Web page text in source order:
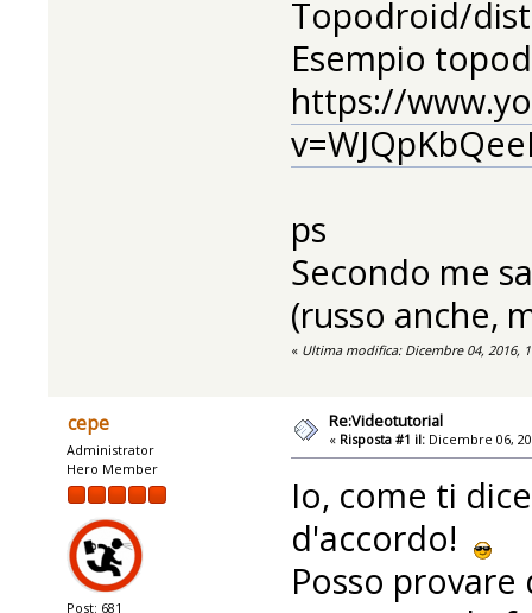
Topodroid/
Esempio
https://
ps
Secondo me
(russo anche,
« Ultima modifica: Dicembre 04, 2016,
cepe
Administrator
Hero Member
Post: 681
Re:Videotutorial
« Risposta #1 il: Dicembre 06,
Io, come ti
d'accordo!
Posso